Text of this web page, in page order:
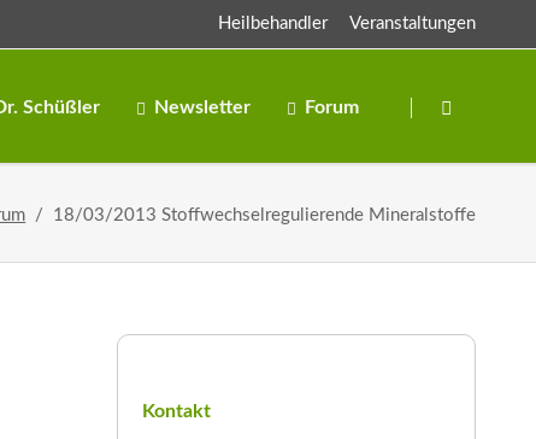
Heilbehandler Veranstaltungen
überspringen
Schüßler
Salben
Newsletter Forum
18/03/2013 Stoffwechselregulierende Mineralstoffe
überspringen
Kontakt